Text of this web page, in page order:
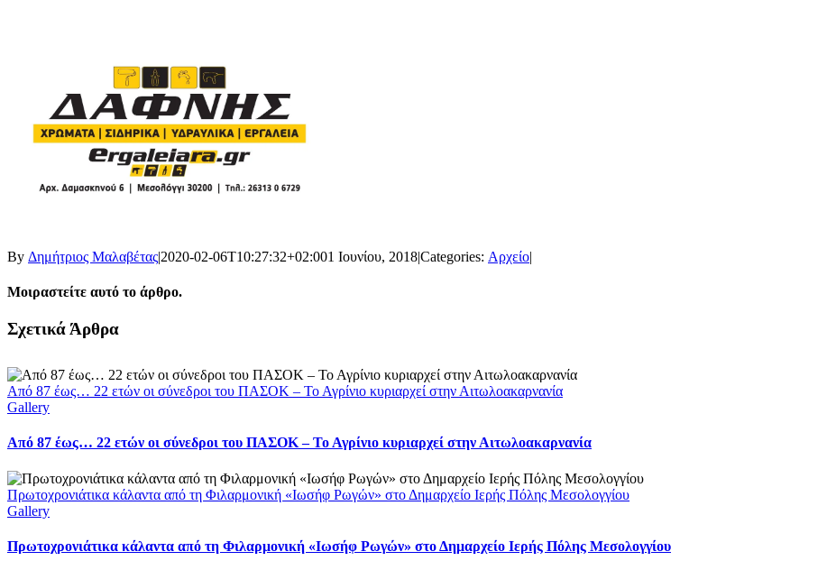
By Δημήτριος Μαλαβέτας|2020-02-06T10:27:32+02:001 Ιουνίου, 2018|Categories: Αρχείο|
Μοιραστείτε αυτό το άρθρο.
Facebook
X
LinkedIn
WhatsApp
Email
Σχετικά Άρθρα
Από 87 έως… 22 ετών οι σύνεδροι του ΠΑΣΟΚ – Το Αγρίνιο κυριαρχεί στην Αιτωλοακαρνανία
Gallery
Από 87 έως… 22 ετών οι σύνεδροι του ΠΑΣΟΚ – Το Αγρίνιο κυριαρχεί στην Αιτωλοακαρνανία
Πρωτοχρονιάτικα κάλαντα από τη Φιλαρμονική «Ιωσήφ Ρωγών» στο Δημαρχείο Ιερής Πόλης Μεσολογγίου
Gallery
Πρωτοχρονιάτικα κάλαντα από τη Φιλαρμονική «Ιωσήφ Ρωγών» στο Δημαρχείο Ιερής Πόλης Μεσολογγίου